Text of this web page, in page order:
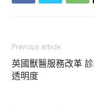
Previous article
英國獸醫服務改革
透明度